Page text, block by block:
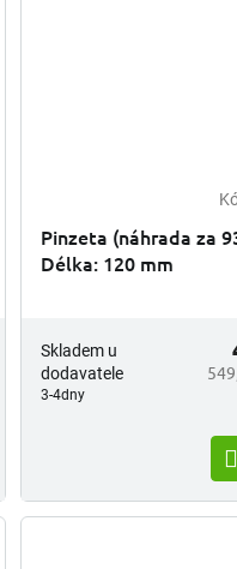
Pinzeta (náhrada za
Délka: 120 mm
Skladem u
dodavatele
3-4dny